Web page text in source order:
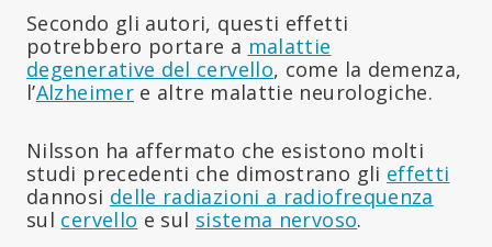
Secondo gli autori, questi effetti
potrebbero portare a malattie
degenerative del cervello, come la demenza,
l’Alzheimere altre malattie neurologiche.
Nilsson ha affermato che esistono molti
studi precedenti che dimostrano gli effetti
dannosi delle radiazioni a radiofrequenza
sul cervello e sul sistema nervoso.